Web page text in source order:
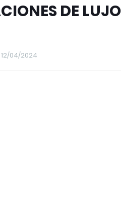
DE
12/04/2024